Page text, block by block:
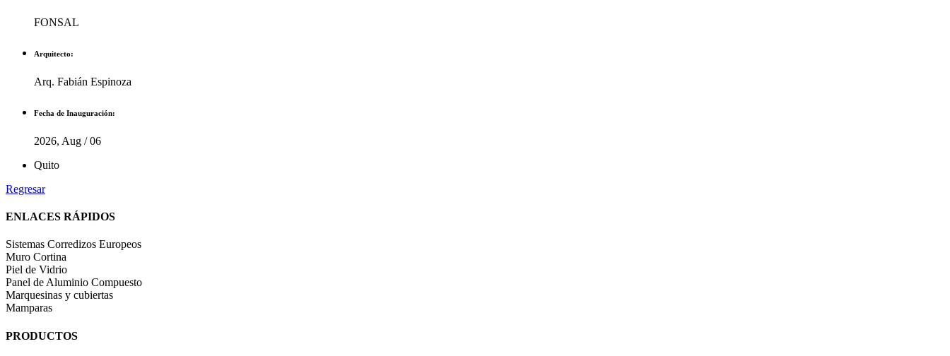
FONSAL
Arquitecto:
Arq. Fabián Espinoza
Fecha de Inauguración:
2026, Aug / 06
Quito
Regresar
ENLACES RÁPIDOS
Sistemas Corredizos Europeos
Muro Cortina
Piel de Vidrio
Panel de Aluminio Compuesto
Marquesinas y cubiertas
Mamparas
PRODUCTOS